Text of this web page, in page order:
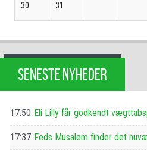
30 31
SENESTE NYHEDER
17:50 Eli Lilly får godkendt
17:37 Feds Musalem finder det